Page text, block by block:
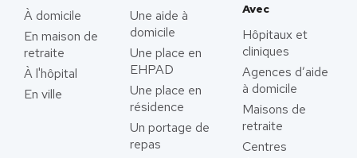
À domicile
En maison de
retraite
À l'hôpital
En ville
Une aide à
domicile
Une place en
EHPAD
Une place en
résidence
Un portage de
repas
Avec
Hôpitaux et
cliniques
Agences d’aide
à domicile
Maisons de
retraite
Centres